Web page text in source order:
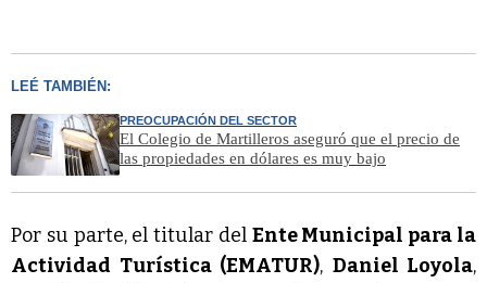
LEÉ TAMBIÉN:
PREOCUPACIÓN DEL SECTOR
El Colegio de Martilleros aseguró que el precio de
las propiedades en dólares es muy bajo
Por su parte, el titular del Ente Municipal para la
Actividad Turística (EMATUR), Daniel Loyola,